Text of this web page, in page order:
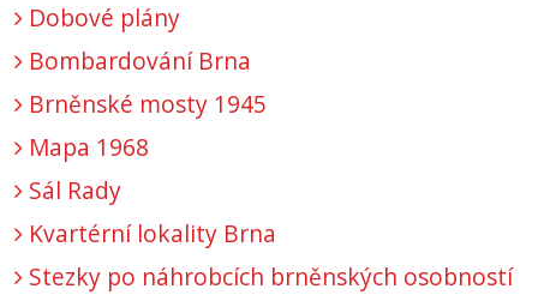
Dobové plány
Bombardování Brna
Brněnské mosty 1945
Mapa 1968
Sál Rady
Kvartérní lokality Brna
Stezky po náhrobcích brněnských osobností